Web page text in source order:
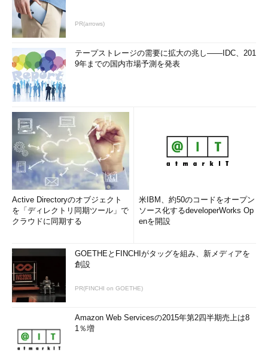
PR(arrows)
テープストレージの需要に拡大の兆し――IDC、201
9年までの国内市場予測を発表
Active Directoryのオブジェクト
を「ディレクトリ同期ツール」で
クラウドに同期する
米IBM、約50のコードをオープン
ソース化するdeveloperWorks Op
enを開設
GOETHEとFINCHIがタッグを組み、新メディアを
創設
PR(FINCHI on GOETHE)
Amazon Web Servicesの2015年第2四半期売上は8
1％増